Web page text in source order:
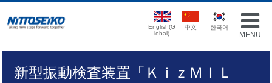
MENU
English(G
lobal)
中文 한국어
新型振動検査装置「ＫｉｚＭＩＬ